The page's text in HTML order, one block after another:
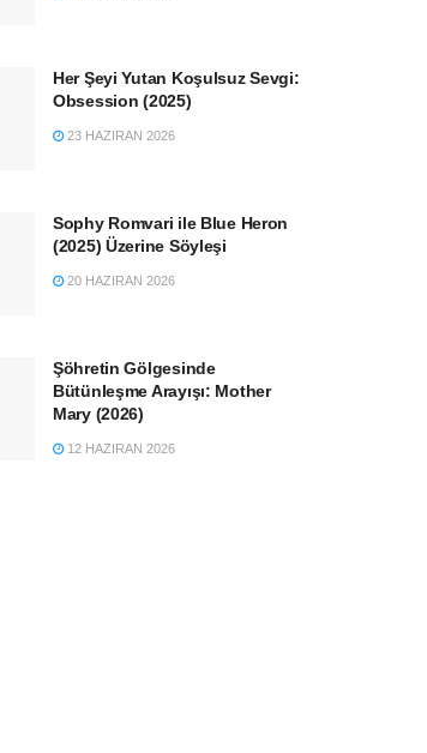
Her Şeyi Yutan Koşulsuz Sevgi:
Obsession (2025)
23 HAZIRAN 2026
Sophy Romvari ile Blue Heron
(2025) Üzerine Söyleşi
20 HAZIRAN 2026
Şöhretin Gölgesinde
Bütünleşme Arayışı: Mother
Mary (2026)
12 HAZIRAN 2026